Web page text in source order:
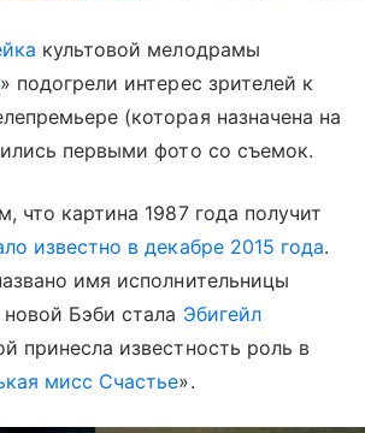
культовой мелодрамы
» подогрели интерес зрителей к
(которая назначена на
первыми фото со съемок.
что картина 1987 года получит
известно в декабре 2015 года.
имя исполнительницы
Бэби стала Эбигейл
принесла известность роль в
мисс Счастье».